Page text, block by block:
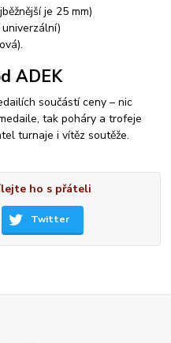
je 25 mm)
ADEK
součástí ceny – nic
tak poháry a trofeje
turnaje i vítěz soutěže.
ho s přáteli
Twitter